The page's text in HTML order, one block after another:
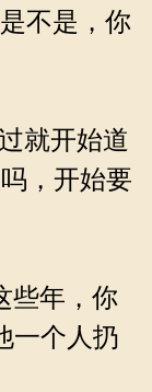
不是，你
就开始道
，开始要
些年，你
一个人扔